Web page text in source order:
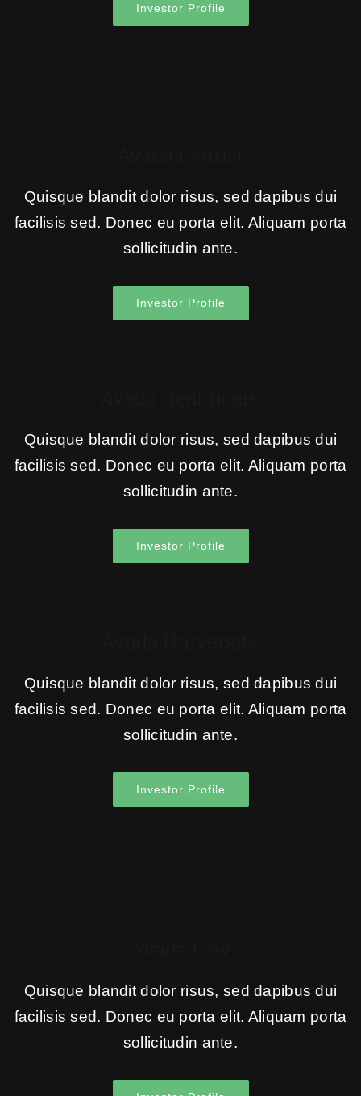
Investor Profile
Quisque blandit dolor risus, sed dapibus dui
facilisis sed. Donec eu porta elit. Aliquam porta
sollicitudin ante.
Investor Profile
Quisque blandit dolor risus, sed dapibus dui
facilisis sed. Donec eu porta elit. Aliquam porta
sollicitudin ante.
Investor Profile
Quisque blandit dolor risus, sed dapibus dui
facilisis sed. Donec eu porta elit. Aliquam porta
sollicitudin ante.
Investor Profile
Quisque blandit dolor risus, sed dapibus dui
facilisis sed. Donec eu porta elit. Aliquam porta
sollicitudin ante.